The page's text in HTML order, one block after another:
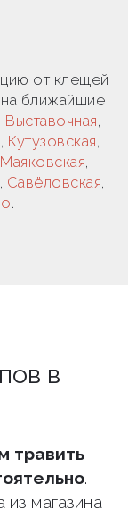
от клещей
ближайшие
Выставочная,
, Кутузовская,
Маяковская,
, Савёловская,
.
в
травить
.
магазина